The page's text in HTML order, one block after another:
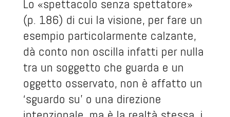
Lo «spettacolo senza spettatore»
(p. 186) di cui la visione, per fare un
esempio particolarmente calzante,
dà conto non oscilla infatti per nulla
tra un soggetto che guarda e un
oggetto osservato, non è affatto un
‘sguardo su’ o una direzione